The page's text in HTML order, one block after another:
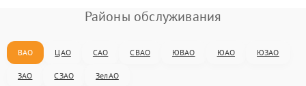
Районы обслуживания
ВАО ЦАО САО СВАО ЮВАО ЮАО ЮЗАО
ЗАО СЗАО ЗелАО